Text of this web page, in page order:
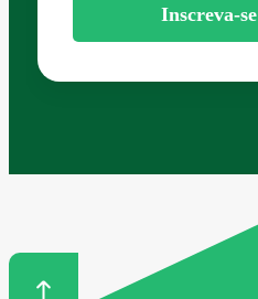
Inscreva-se